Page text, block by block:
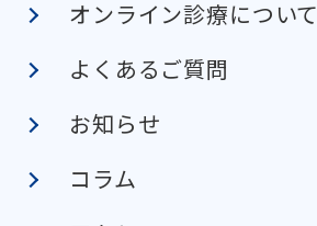
オンライン診療について
よくあるご質問
お知らせ
コラム